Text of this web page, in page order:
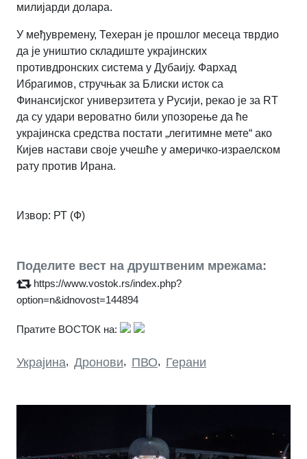
милијарди долара.
У међувремену, Техеран је прошлог месеца тврдио
да је уништио складиште украјинских
противдронских система у Дубаију. Фархад
Ибрагимов, стручњак за Блиски исток са
Финансијског универзитета у Русији, рекао је за RT
да су удари вероватно били упозорење да ће
украјинска средства постати „легитимне мете“ ако
Кијев настави своје учешће у америчко-израелском
рату против Ирана.
Извор: РТ (Ф)
Поделите вест на друштвеним мрежама:
https://www.vostok.rs/index.php?
option=n&idnovost=144894
Пратите ВОСТОК на:
Украјина, Дронови, ПВО, Герани